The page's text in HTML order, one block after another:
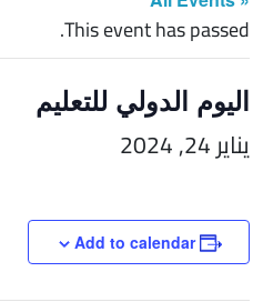
This event has passed.
اليوم الدولي للتعليم
يناير 24, 2024
Add to calendar